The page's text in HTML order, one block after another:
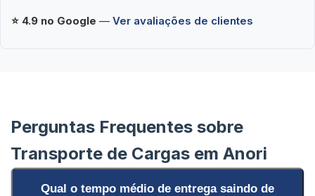
⭐ 4.9 no Google — Ver avaliações de clientes
Perguntas Frequentes sobre
Transporte de Cargas em Anori
Qual o tempo médio de entrega saindo de